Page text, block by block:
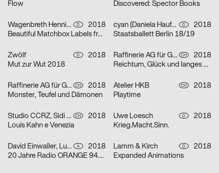
Flow
Discovered: Spector Books
Wagenbreth Henning D
2018
Beautiful Matchbox Labels from all over the World
cyan (Daniela Haufe + Detlef Fiedler) D
2018
Staatsballett Berlin 18/19
Zwölf D
2018
Mut zur Wut 2018
Raffinerie AG für Gestaltung CH
2018
Reichtum, Glück und langes Leben – Drucke zum chinesischen Neujahr
Raffinerie AG für Gestaltung CH
2018
Monster, Teufel und Dämonen
Atelier HKB CH
2018
Playtime
Studio CCRZ, Sidi Vanetti CH
2018
Louis Kahn e Venezia
Uwe Loesch D
2018
Krieg.Macht.Sinn.
David Einwaller, Lukas Novak A
2018
20 Jahre Radio ORANGE 94.0 – Das Freie Radio in Wien
Lamm & Kirch D
2018
Expanded Animations